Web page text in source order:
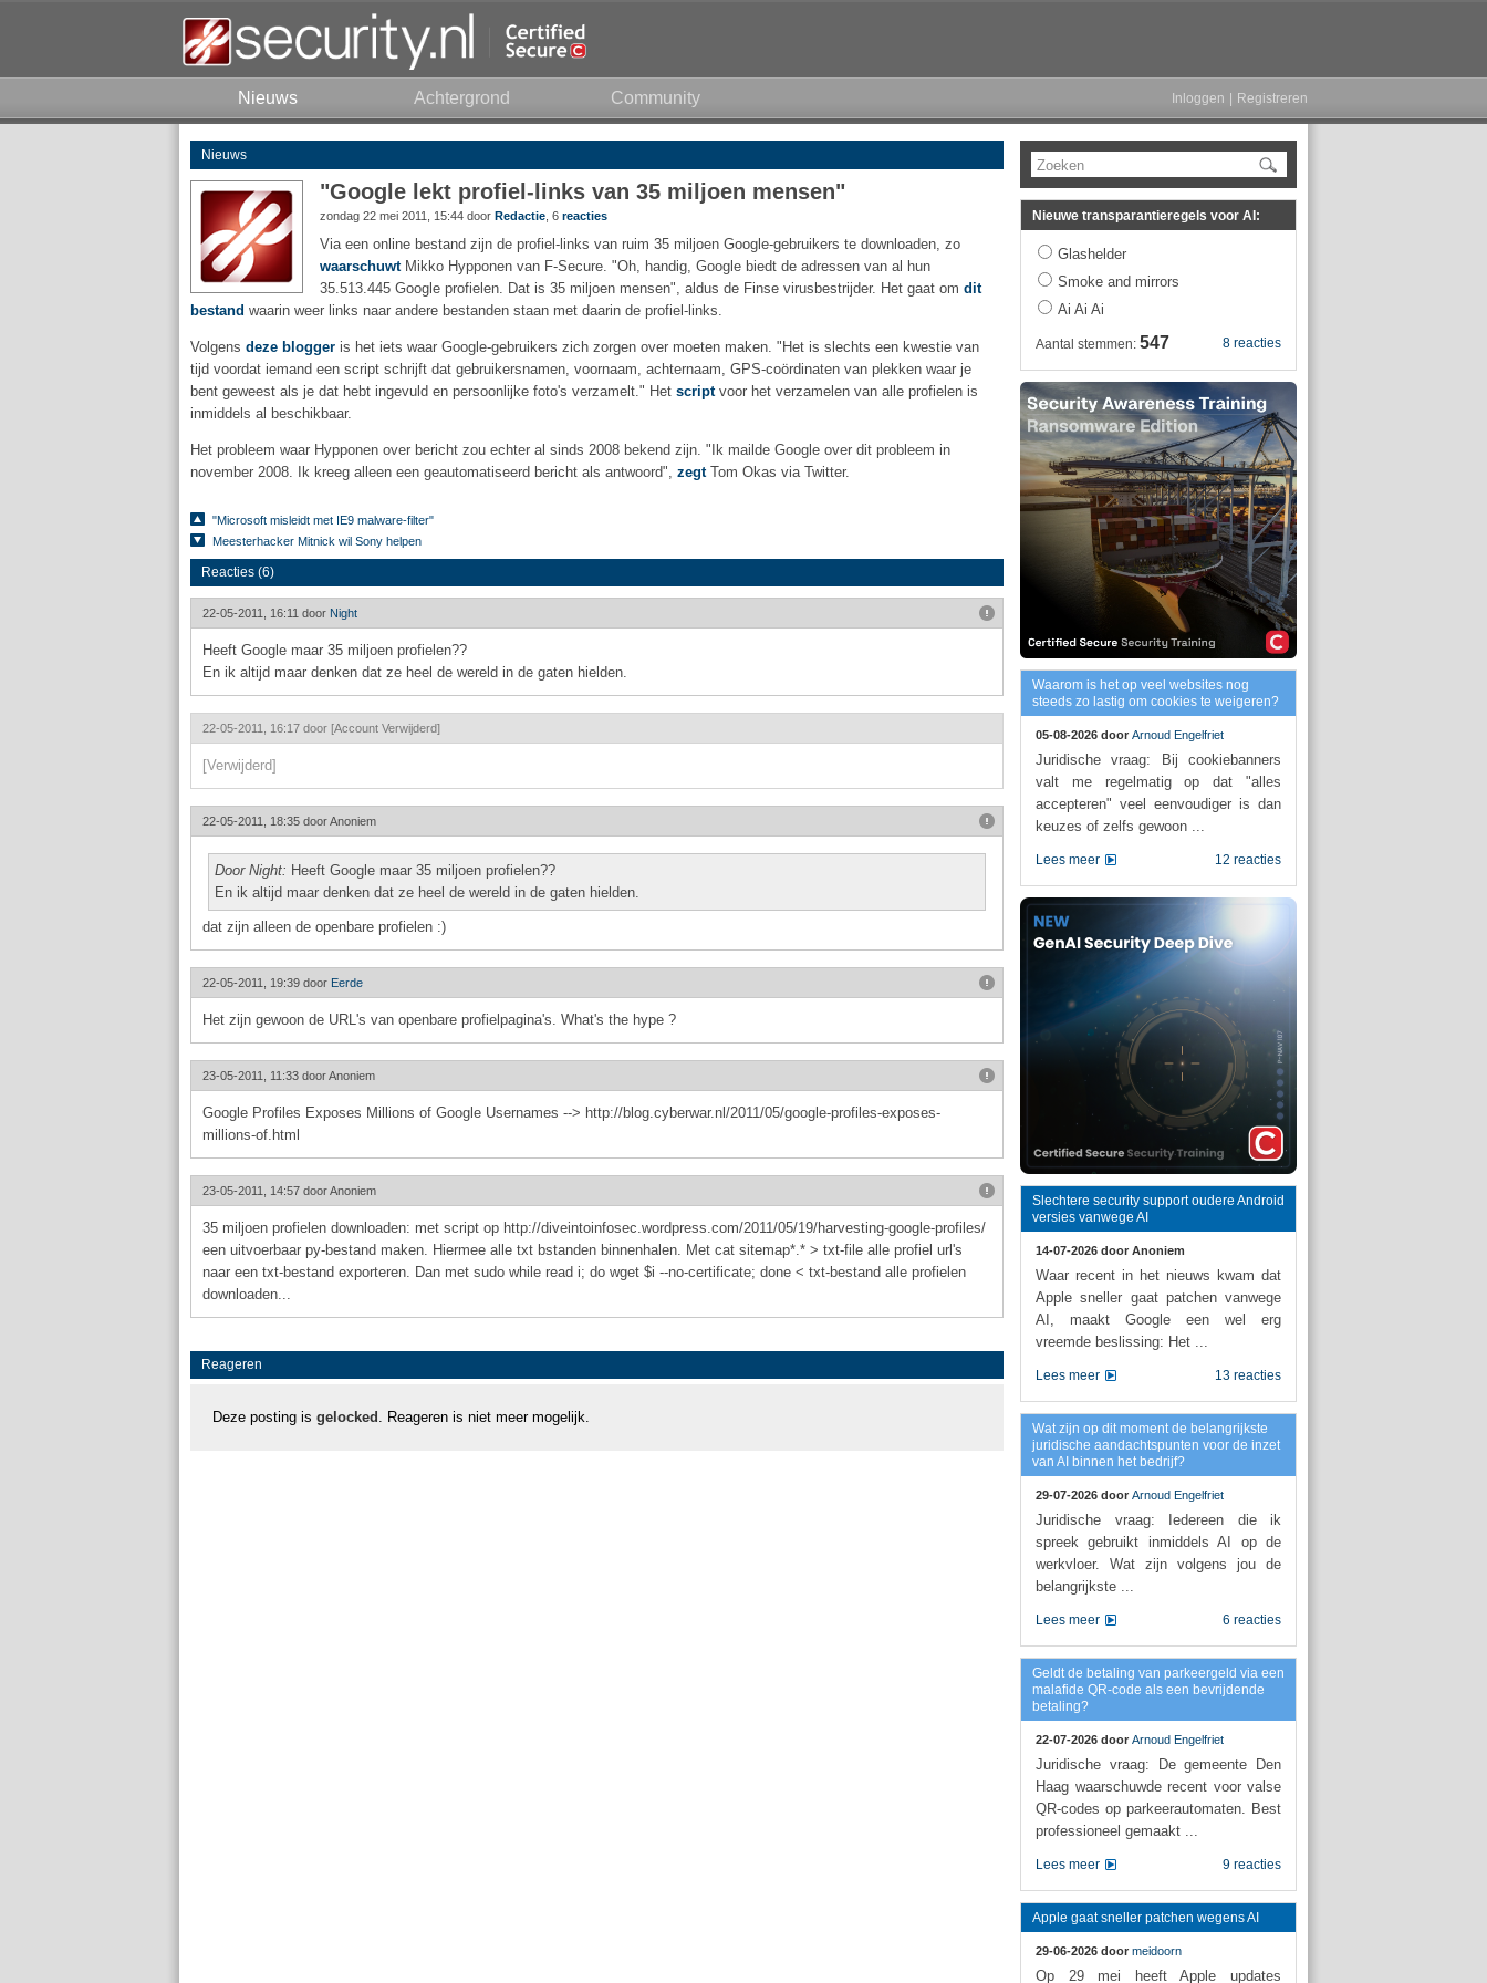
Nieuws Achtergrond Community Inloggen Registreren
Nieuws
"Google lekt profiel-links van 35 miljoen mensen"
zondag 22 mei 2011, 15:44 door Redactie , 6 reacties
Via een online bestand zijn de profiel-links van ruim 35 miljoen Google-gebruikers te downloaden, zo
waarschuwtMikko Hypponen van F-Secure. "Oh, handig, Google biedt de adressen van al hun
35.513.445 Google profielen. Dat is 35 miljoen mensen", aldus de Finse virusbestrijder. Het gaat om dit
bestand waarin weer links naar andere bestanden staan met daarin de profiel-links.
Volgens deze blogger is het iets waar Google-gebruikers zich zorgen over moeten maken. "Het is slechts een kwestie van
tijd voordat iemand een script schrijft dat gebruikersnamen, voornaam, achternaam, GPS-coördinaten van plekken waar je
bent geweest als je dat hebt ingevuld en persoonlijke foto's verzamelt." Het scriptvoor het verzamelen van alle profielen is
inmiddels al beschikbaar.
Het probleem waar Hypponen over bericht zou echter al sinds 2008 bekend zijn. "Ik mailde Google over dit probleem in
november 2008. Ik kreeg alleen een geautomatiseerd bericht als antwoord", zegtTom Okas via Twitter.
"Microsoft misleidt met IE9 malware-filter"
Meesterhacker Mitnick wil Sony helpen
Reacties (6)
22-05-2011, 16:11 door Night
Heeft Google maar 35 miljoen profielen??
En ik altijd maar denken dat ze heel de wereld in de gaten hielden.
22-05-2011, 16:17 door [Account Verwijderd]
[Verwijderd]
22-05-2011, 18:35 doorAnoniem
Door Night: Heeft Google maar 35 miljoen profielen??
En ik altijd maar denken dat ze heel de wereld in de gaten hielden.
dat zijn alleen de openbare profielen :)
22-05-2011, 19:39 door Eerde
Het zijn gewoon de URL's van openbare profielpagina's. What's the hype ?
23-05-2011, 11:33 doorAnoniem
Google Profiles Exposes Millions of Google Usernames --> http://blog.cyberwar.nl/2011/05/google-profiles-exposes-
millions-of.html
23-05-2011, 14:57 doorAnoniem
35 miljoen profielen downloaden: met script op http://diveintoinfosec.wordpress.com/2011/05/19/harvesting-google-profiles/
een uitvoerbaar py-bestand maken. Hiermee alle txt bstanden binnenhalen. Met cat sitemap*.* > txt-file alle profiel url's
naar een txt-bestand exporteren. Dan met sudo while read i; do wget $i --no-certificate; done < txt-bestand alle profielen
downloaden...
Reageren
Deze posting is gelocked . Reageren is niet meer mogelijk.
Zoeken
Nieuwe transparantieregels voor AI:
Glashelder
Smoke and mirrors
Ai Ai Ai
8 reacties
Aantal stemmen: 547
Waarom is het op veel websites nog
steeds zo lastig om cookies te weigeren?
05-08-2026 door Arnoud Engelfriet
Juridische vraag: Bij cookiebanners
valt me regelmatig op dat "alles
accepteren" veel eenvoudiger is dan
keuzes of zelfs gewoon ...
12 reacties
Lees meer
Slechtere security support oudere Android
versies vanwege AI
14-07-2026 door Anoniem
Waar recent in het nieuws kwam dat
Apple sneller gaat patchen vanwege
AI, maakt Google een wel erg
vreemde beslissing: Het ...
13 reacties
Lees meer
Wat zijn op dit moment de belangrijkste
juridische aandachtspunten voor de inzet
van AI binnen het bedrijf?
29-07-2026 door Arnoud Engelfriet
Juridische vraag: Iedereen die ik
spreek gebruikt inmiddels AI op de
werkvloer. Wat zijn volgens jou de
belangrijkste ...
6 reacties
Lees meer
Geldt de betaling van parkeergeld via een
malafide QR-code als een bevrijdende
betaling?
22-07-2026 door Arnoud Engelfriet
Juridische vraag: De gemeente Den
Haag waarschuwde recent voor valse
QR-codes op parkeerautomaten. Best
professioneel gemaakt ...
9 reacties
Lees meer
Apple gaat sneller patchen wegens AI
29-06-2026 door meidoorn
Op 29 mei heeft Apple updates